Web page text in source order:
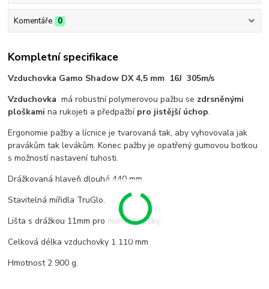
Komentáře 0
Kompletní specifikace
Vzduchovka Gamo Shadow DX 4,5 mm 16J 305m/s
Vzduchovka má robustní polymerovou pažbu se zdrsněnými
ploškamina rukojeti a předpažbí pro jistější úchop.
Ergonomie pažby a lícnice je tvarovaná tak, aby vyhovovala jak
pravákům tak levákům. Konec pažby je opatřený gumovou botkou
s možností nastavení tuhosti.
Drážkovaná hlaveň dlouhá 440 mm.
Stavitelná mířidla TruGlo.
Lišta s drážkou 11mm pro montáž optiky.
Celková délka vzduchovky 1 110 mm
Hmotnost 2 900 g.